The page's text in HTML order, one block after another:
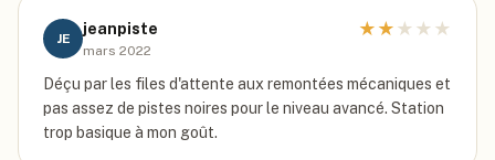
JE
jeanpiste
mars 2022
★ ★ ★ ★ ★
Déçu par les files d'attente aux remontées mécaniques et
pas assez de pistes noires pour le niveau avancé. Station
trop basique à mon goût.